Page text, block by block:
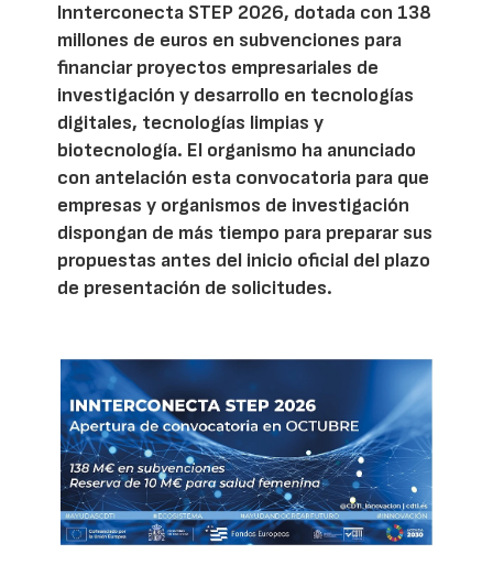
Innterconecta STEP 2026, dotada con 138
millones de euros en subvenciones para
financiar proyectos empresariales de
investigación y desarrollo en tecnologías
digitales, tecnologías limpias y
biotecnología. El organismo ha anunciado
con antelación esta convocatoria para que
empresas y organismos de investigación
dispongan de más tiempo para preparar sus
propuestas antes del inicio oficial del plazo
de presentación de solicitudes.